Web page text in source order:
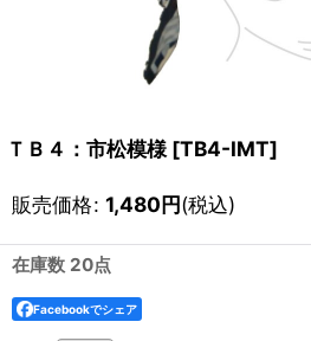
ＴＢ４：市松模様 [TB4-IMT]
販売価格: 1,480円(税込)
在庫数 20点
Facebookでシェア